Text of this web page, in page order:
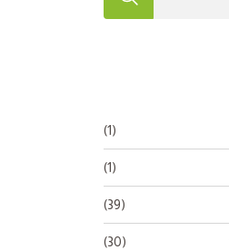
(1)
(1)
(39)
(30)